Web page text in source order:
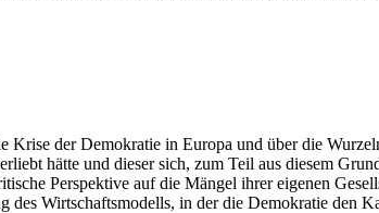
der Demokratie in Europa und über die
hätte und dieser sich, zum Teil aus diesem
Perspektive auf die Mängel ihrer eigenen
Wirtschaftsmodells, in der die Demokratie den